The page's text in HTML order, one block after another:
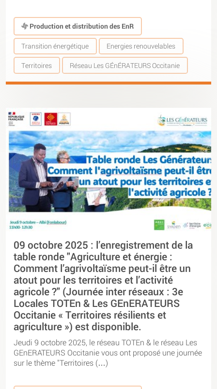
Production et distribution des EnR
Transition énergétique Energies renouvelables
Territoires Réseau Les GÉnÉRATEURS Occitanie
09 octobre 2025 : l’enregistrement de la
table ronde "Agriculture et énergie :
Comment l’agrivoltaïsme peut-il être un
atout pour les territoires et l’activité
agricole ?" (Journée inter réseaux : 3e
Locales TOTEn & Les GEnERATEURS
Occitanie « Territoires résilients et
agriculture ») est disponible.
Jeudi 9 octobre 2025, le réseau TOTEn & le réseau Les
GEnERATEURS Occitanie vous ont proposé une journée
sur le thème "Territoires (…)